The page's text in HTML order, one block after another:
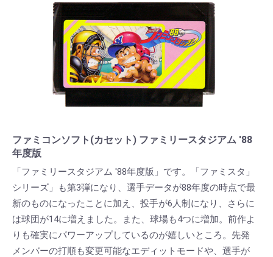
ファミコンソフト(カセット) ファミリースタジアム '88
年度版
「ファミリースタジアム '88年度版」です。「ファミスタ」
シリーズ」も第3弾になり、選手データが88年度の時点で最
新のものになったことに加え、投手が6人制になり、さらに
は球団が14に増えました。また、球場も4つに増加。前作よ
りも確実にパワーアップしているのが嬉しいところ。先発
メンバーの打順も変更可能なエディットモードや、選手が